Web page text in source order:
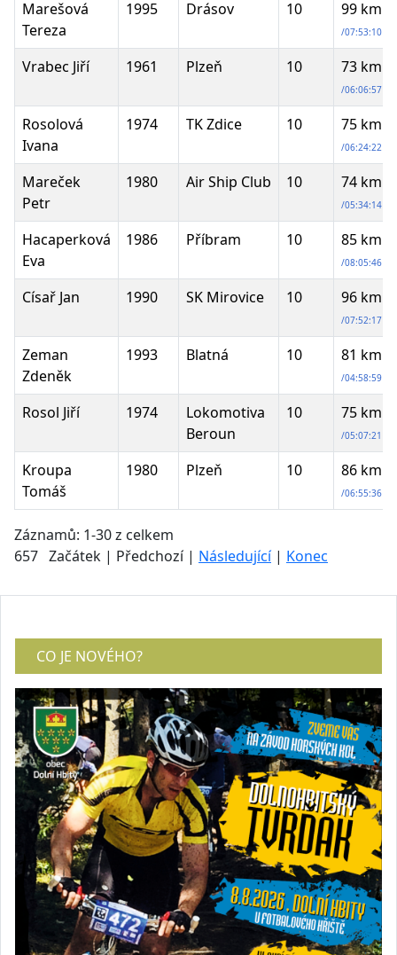
Marešová
Tereza
1995 Drásov 10 99 km
/07:53:10
Vrabec Jiří 1961 Plzeň 10 73 km
/06:06:57
Rosolová
Ivana
1974 TK Zdice 10 75 km
/06:24:22
Mareček
Petr
1980 Air Ship Club 10 74 km
/05:34:14
Hacaperková
Eva
1986 Příbram 10 85 km
/08:05:46
Císař Jan 1990 SK Mirovice 10 96 km
/07:52:17
Zeman
Zdeněk
1993 Blatná 10 81 km
/04:58:59
Rosol Jiří 1974
Lokomotiva
Beroun
10 75 km
/05:07:21
Kroupa
Tomáš
1980 Plzeň 10 86 km
/06:55:36
Záznamů: 1-30 z celkem
657 Začátek | Předchozí | Následující| Konec
CO JE NOVÉHO?